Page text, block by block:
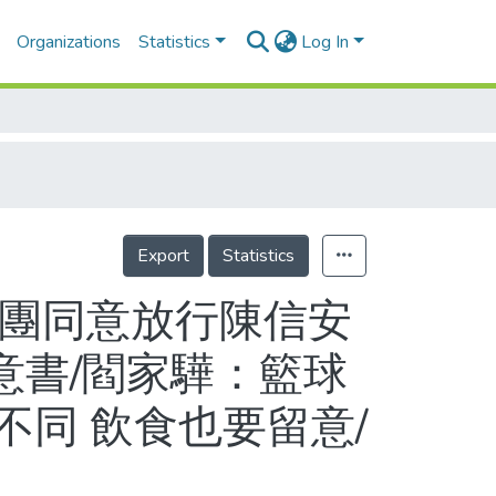
Organizations Statistics Log In
Export Statistics
同意放行陳信安
書/閻家驊：籃球
同 飲食也要留意/